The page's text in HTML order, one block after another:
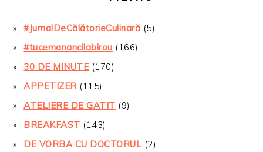
#JurnalDeCălătorieCulinară (5)
#tucemanancilabirou (166)
30 DE MINUTE(170)
APPETIZER (115)
ATELIERE DE GATIT (9)
BREAKFAST (143)
DE VORBA CU DOCTORUL (2)